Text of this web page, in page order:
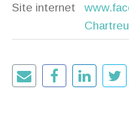
Site internet